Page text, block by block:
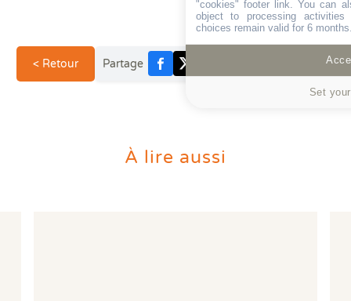
< Retour Partage
À lire aussi
"cookies" footer link. You can
object to processing
choices remain valid for 6
Set